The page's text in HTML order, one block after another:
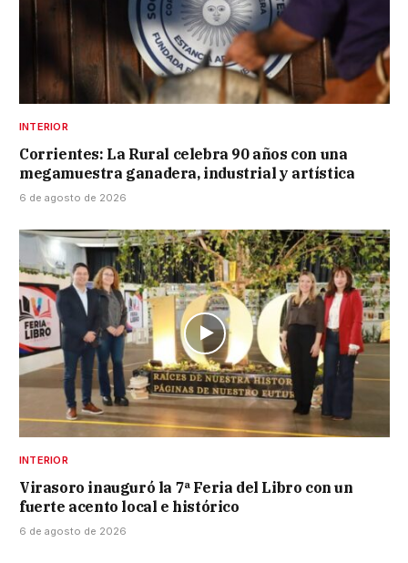
INTERIOR
Corrientes: La Rural celebra 90 años con una
megamuestra ganadera, industrial y artística
6 de agosto de 2026
INTERIOR
Virasoro inauguró la 7ª Feria del Libro con un
fuerte acento local e histórico
6 de agosto de 2026